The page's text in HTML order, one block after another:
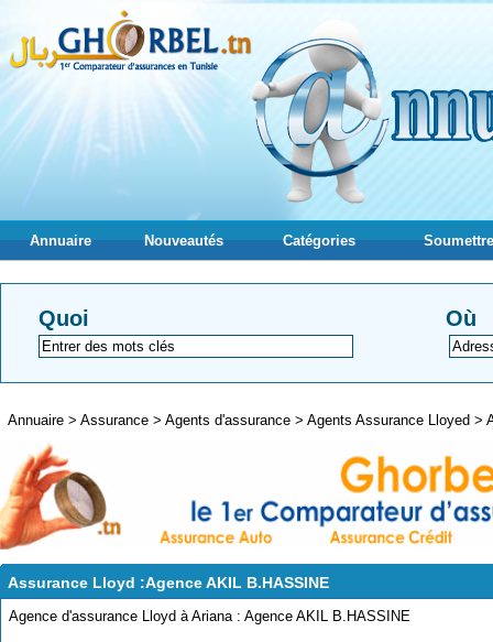
Annuaire Nouveautés Catégories
Quoi Où
Annuaire > Assurance > Agents d'assurance > Agents Assurance Lloyed >
Assurance Lloyd :Agence AKIL B.HASSINE
Agence d'assurance Lloyd à Ariana : Agence AKIL B.HASSINE